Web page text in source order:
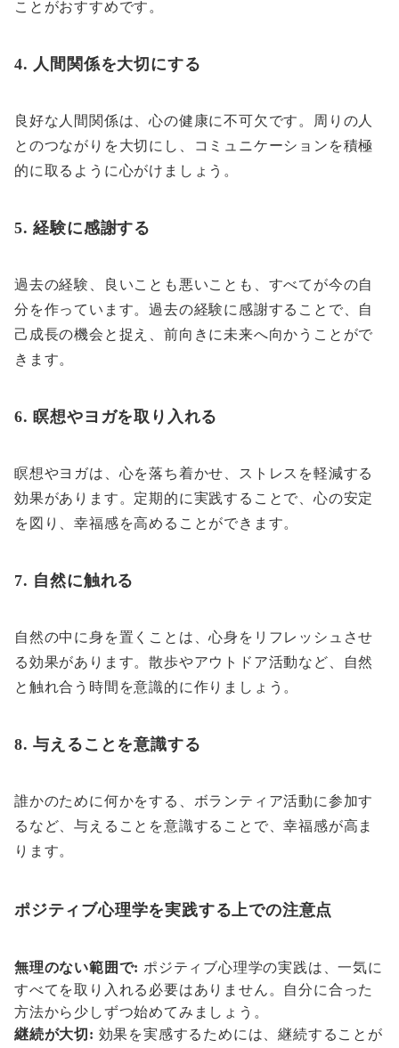
ことがおすすめです。
4. 人間関係を大切にする
良好な人間関係は、心の健康に不可欠です。周りの人
とのつながりを大切にし、コミュニケーションを積極
的に取るように心がけましょう。
5. 経験に感謝する
過去の経験、良いことも悪いことも、すべてが今の自
分を作っています。過去の経験に感謝することで、自
己成長の機会と捉え、前向きに未来へ向かうことがで
きます。
6. 瞑想やヨガを取り入れる
瞑想やヨガは、心を落ち着かせ、ストレスを軽減する
効果があります。定期的に実践することで、心の安定
を図り、幸福感を高めることができます。
7. 自然に触れる
自然の中に身を置くことは、心身をリフレッシュさせ
る効果があります。散歩やアウトドア活動など、自然
と触れ合う時間を意識的に作りましょう。
8. 与えることを意識する
誰かのために何かをする、ボランティア活動に参加す
るなど、与えることを意識することで、幸福感が高ま
ります。
ポジティブ心理学を実践する上での注意点
無理のない範囲で: ポジティブ心理学の実践は、一気に
すべてを取り入れる必要はありません。自分に合った
方法から少しずつ始めてみましょう。
継続が大切: 効果を実感するためには、継続することが